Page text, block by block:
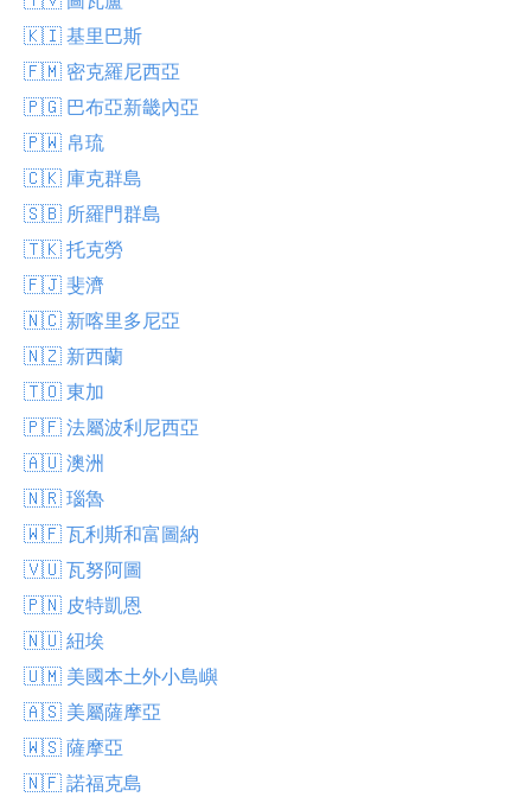
🇰🇮 基里巴斯
🇫🇲 密克羅尼西亞
🇵🇬 巴布亞新畿內亞
🇵🇼 帛琉
🇨🇰 庫克群島
🇸🇧 所羅門群島
🇹🇰 托克勞
🇫🇯 斐濟
🇳🇨 新喀里多尼亞
🇳🇿 新西蘭
🇹🇴 東加
🇵🇫 法屬波利尼西亞
🇦🇺 澳洲
🇳🇷 瑙魯
🇼🇫 瓦利斯和富圖納
🇻🇺 瓦努阿圖
🇵🇳 皮特凱恩
🇳🇺 紐埃
🇺🇲 美國本土外小島嶼
🇦🇸 美屬薩摩亞
🇼🇸 薩摩亞
🇳🇫 諾福克島